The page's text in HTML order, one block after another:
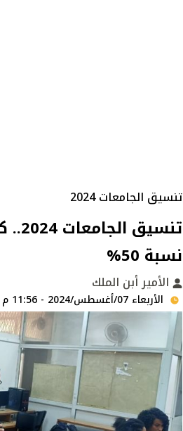
تنسيق الجامعات 2024
نسبة 50%
الأمير أبن الملك
الأربعاء 07/أغسطس/2024 - 11:56 م